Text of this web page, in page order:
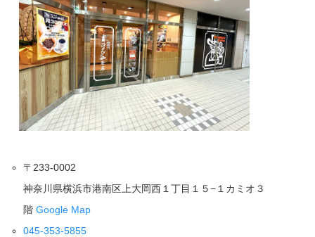
〒233-0002
神奈川県横浜市港南区上大岡西１丁目１５−１カミオ３
階Google Map
045-353-5855